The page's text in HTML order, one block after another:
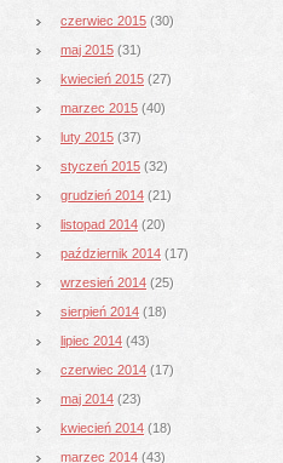
czerwiec 2015 (30)
maj 2015 (31)
kwiecień 2015 (27)
marzec 2015 (40)
luty 2015 (37)
styczeń 2015 (32)
grudzień 2014 (21)
listopad 2014 (20)
październik 2014 (17)
wrzesień 2014 (25)
sierpień 2014 (18)
lipiec 2014 (43)
czerwiec 2014 (17)
maj 2014 (23)
kwiecień 2014 (18)
marzec 2014 (43)